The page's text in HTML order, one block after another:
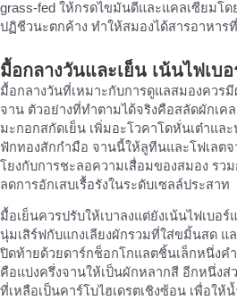
grass-fed ให้กรดไขมันดีและแคลเซียมโ
ปฏิชีวนะตกค้าง ทำให้สมองได้สารอาหาร
มื้อกลางวันและเย็น เน้นไฟเบ
มื้อกลางวันที่เหมาะกับการดูแลสมองควรมี
จาน ตัวอย่างที่ทำตามได้จริงคือสลัดผักเ
มะกอกสกัดเย็น เพิ่มอะโวคาโดหั่นเต๋าแล
ฟักทองสักกำมือ จานนี้ให้ลูทีนและโฟเลตจ
โยงกับการชะลอความเสื่อมของสมอง รว
ลดการอักเสบเรื้อรังในระดับเซลล์ประสาท
มื้อเย็นควรปรับให้เบาลงแต่ยังเน้นไฟเบอ
นุ่มเสิร์ฟกับแกงเลียงผักรวมที่ใส่ขมิ้นสด แ
ปิดท้ายด้วยดาร์กช็อกโกแลตชิ้นเล็กหนึ่งค
คือแบ่งครึ่งจานให้เป็นผักหลากสี อีกหนึ่ง
ที่เหลือเป็นคาร์โบไฮเดรตเชิงซ้อน เพื่อให้